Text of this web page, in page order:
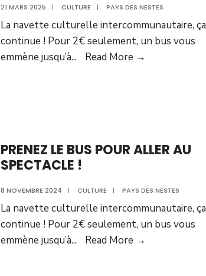
21 MARS 2025 | CULTURE | PAYS DES NESTES
La navette culturelle intercommunautaire, ça
continue ! Pour 2€ seulement, un bus vous
emmène jusqu’à... Read More →
PRENEZ LE BUS POUR ALLER AU
SPECTACLE !
8 NOVEMBRE 2024 | CULTURE | PAYS DES NESTES
La navette culturelle intercommunautaire, ça
continue ! Pour 2€ seulement, un bus vous
emmène jusqu’à... Read More →